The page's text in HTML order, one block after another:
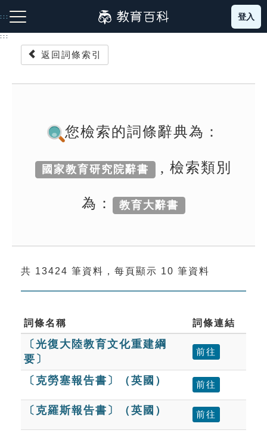
到
主
:::
成語故事
索引選單
單字索引
生命大百科索引
遊戲專區
教學應用
登入
:::
返回詞條索引
您檢索的詞條辭典為：
國家教育研究院辭書 , 檢索類別
為： 教育大辭書
共 13424 筆資料，每頁顯示 10 筆資料
詞條名稱 詞條連結
〔光復大陸教育文化重建綱
要〕
前往
〔克勞塞報告書〕（英國） 前往
〔克羅斯報告書〕（英國） 前往